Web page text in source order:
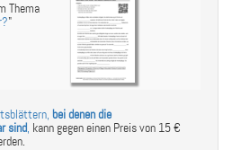
Thema
"
bei denen die
sind, kann gegen einen Preis von 15 €